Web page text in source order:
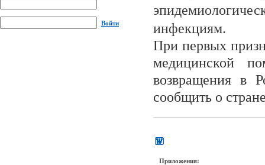
Войти
инфекциям.
При первых
медицинской
возвращения в
сообщить о
Приложения: